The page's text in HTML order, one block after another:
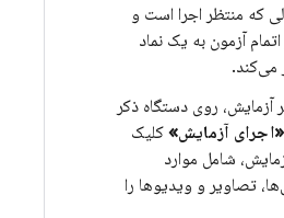
که منتظر اجرا است و
آزمون به یک نماد
می‌کند.
آزمایش، روی دستگاه ذکر
«اجرای آزمایش» کلیک
شامل موارد
تصاویر و ویدیوها را